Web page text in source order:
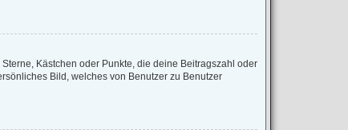
Kästchen oder Punkte, die deine Beitragszahl oder
Bild, welches von Benutzer zu Benutzer